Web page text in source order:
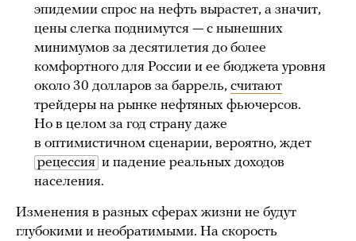
эпидемии спрос на нефть вырастет, а значит,
цены слегка поднимутся — с нынешних
минимумов за десятилетия до более
комфортного для России и ее бюджета уровня
около 30 долларов за баррель, считают
трейдеры на рынке нефтяных фьючерсов.
Но в целом за год страну даже
в оптимистичном сценарии, вероятно, ждет
рецессия и падение реальных доходов
населения.
Изменения в разных сферах жизни не будут
глубокими и необратимыми. На скорость